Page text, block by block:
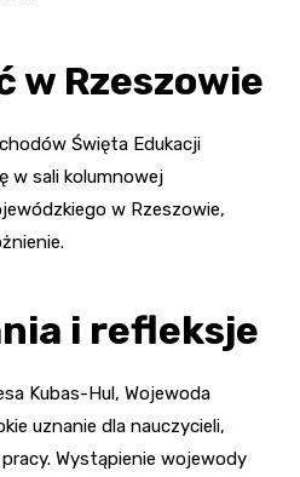
w Rzeszowie
Święta Edukacji
w sali kolumnowej
w Rzeszowie,
i refleksje
Kubas-Hul, Wojewoda
uznanie dla nauczycieli,
Wystąpienie wojewody